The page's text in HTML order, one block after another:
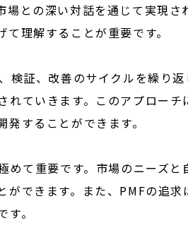
との深い対話を通じて実現さ
理解することが重要です。
証、改善のサイクルを繰り返
ていきます。このアプロー
することができます。
て重要です。市場のニーズ
ができます。また、PMFの追
。